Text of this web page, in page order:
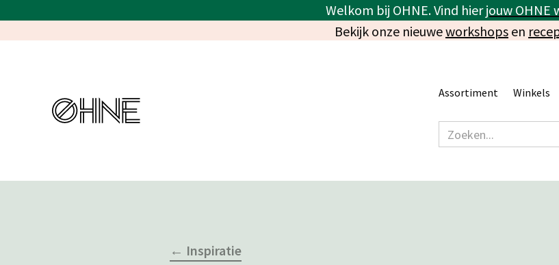
Welkom bij OHNE. Vind hierjouw OHNE
Bekijk onze nieuweworkshops en
Assortiment Winkels
← Inspiratie